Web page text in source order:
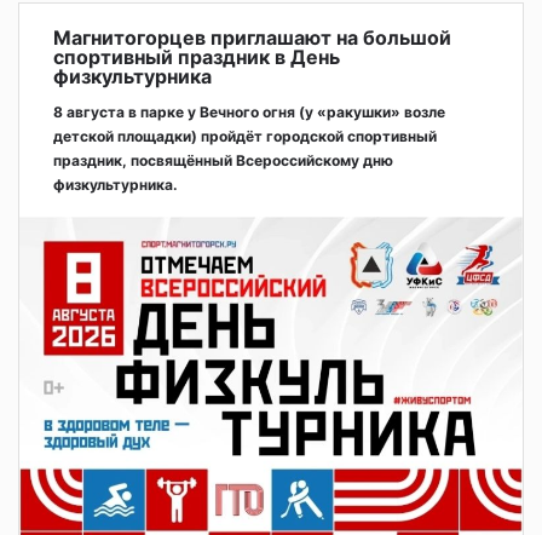
Магнитогорцев приглашают на большой
спортивный праздник в День
физкультурника
8 августа в парке у Вечного огня (у «ракушки» возле
детской площадки) пройдёт городской спортивный
праздник, посвящённый Всероссийскому дню
физкультурника.